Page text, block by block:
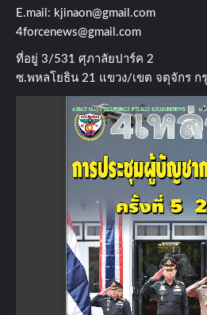
E.mail: kjinaon@gmail.com
4forcenews@gmail.com
ที่อยู่​ 3/531​ ศุภาลัยปาร์ค​ 2
ซ.พหลโยธิน​ 21​ แขวง/เขต​ จตุจักร​ ก